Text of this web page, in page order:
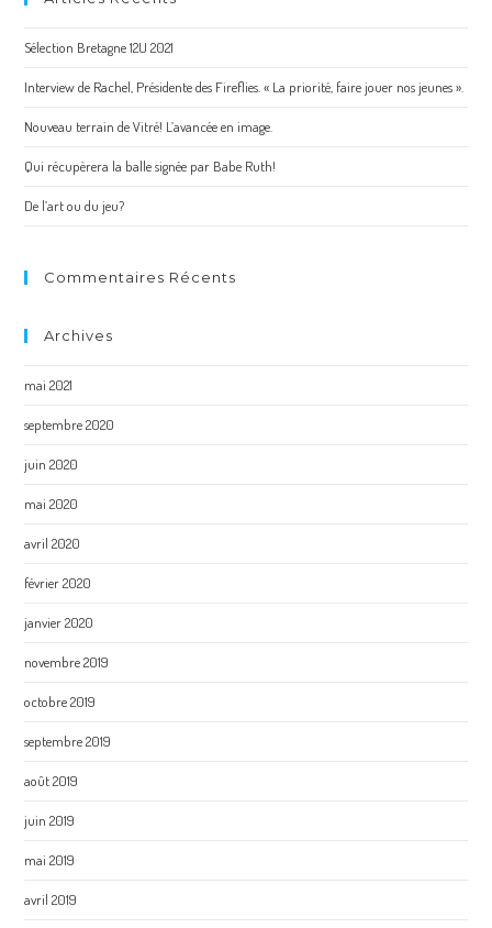
Sélection Bretagne 12U 2021
Interview de Rachel, Présidente des Fireflies. « La priorité, faire jouer nos jeunes ».
Nouveau terrain de Vitré! L’avancée en image.
Qui récupèrera la balle signée par Babe Ruth!
De l’art ou du jeu?
Commentaires Récents
Archives
mai 2021
septembre 2020
juin 2020
mai 2020
avril 2020
février 2020
janvier 2020
novembre 2019
octobre 2019
septembre 2019
août 2019
juin 2019
mai 2019
avril 2019